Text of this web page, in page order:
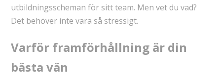
utbildningsscheman för sitt team. Men vet du vad?
Det behöver inte vara så stressigt.
Varför framförhållning är din
bästa vän